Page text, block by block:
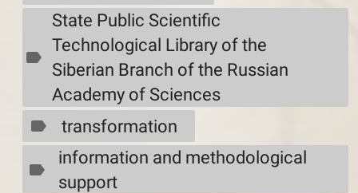
State Public Scientific
Technological Library of the
Siberian Branch of the Russian
Academy of Sciences
transformation
information and methodological
support